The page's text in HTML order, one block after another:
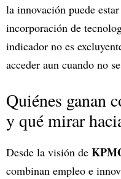
la innovación puede
incorporación de
indicador no es
acceder aun cuando no
Quiénes ganan
y qué mirar
Desde la visión de
combinan empleo e